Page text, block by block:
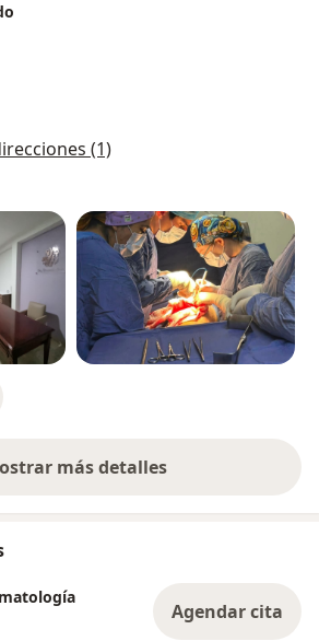
(1)
más detalles
sobre la experiencia
Agendar cita